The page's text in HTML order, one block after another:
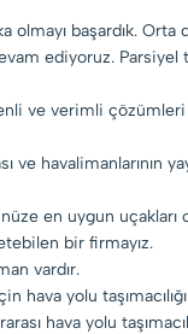
başardık. Orta
ediyoruz. Parsiyel
ve verimli
en uygun
bir firmayız.
vardır.
hava yolu
hava yolu